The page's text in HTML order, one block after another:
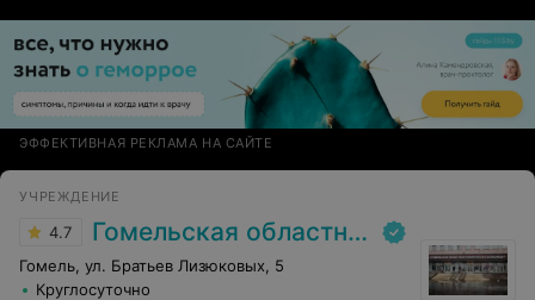
чувством юмора! Я всем довольна, спасибо!
ЭФФЕКТИВНАЯ РЕКЛАМА НА САЙТЕ
УЧРЕЖДЕНИЕ
4.7 Гомельская областная клиническая больница
Гомель, ул. Братьев Лизюковых, 5
Круглосуточно